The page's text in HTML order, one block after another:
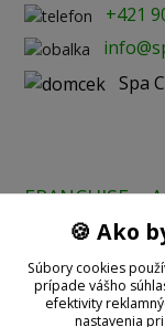
+421
Spa
FRANCHISE
Prijímame online
🍪 Ako
Súbory cookies
prípade vášho
efektivity
nastavenia